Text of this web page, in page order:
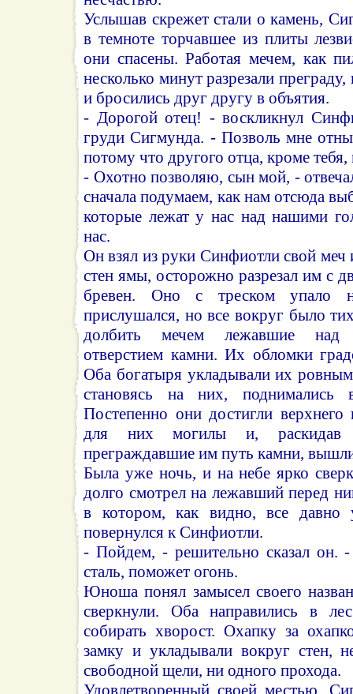
Услышав скрежет стали о камень,
в темноте торчавшее из плиты
они спасены. Работая мечем, как
несколько минут разрезали преграду,
и бросились друг другу в объятия.
- Дорогой отец! - воскликнул
груди Сигмунда. - Позволь мне
потому что другого отца, кроме
- Охотно позволяю, сын мой, -
сначала подумаем, как нам отсюда
которые лежат у нас над нашими
нас.
Он взял из руки Синфиотли свой меч
стен ямы, осторожно разрезал им с
бревен. Оно с треском упало
прислушался, но все вокруг было
долбить мечем лежавшие над
отверстием камни. Их обломки
Оба богатыря укладывали их
становясь на них,
Постепенно они достигли верхнего
для них могилы и, раскидав
преграждавшие им путь камни,
Была уже ночь, и на небе ярко
долго смотрел на лежавший перед
в котором, как видно, все
повернулся к Синфиотли.
- Пойдем, - решительно сказал он.
сталь, поможет огонь.
Юноша понял замысел своего
сверкнули. Оба направились в
собирать хворост. Охапку за
замку и укладывали вокруг стен,
свободной щели, ни одного прохода.
Удовлетворенный своей местью,